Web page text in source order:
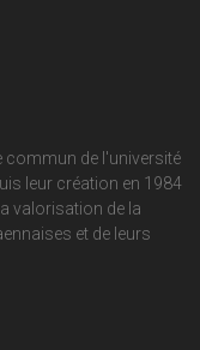
commun de l'université
leur création en 1984
valorisation de la
et de leurs